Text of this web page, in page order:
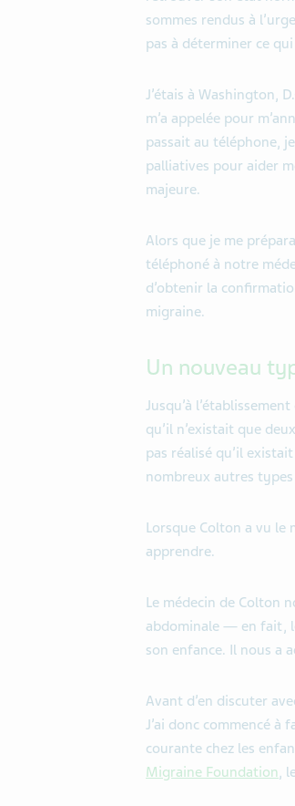
sommes rendus à
pas à déterminer ce
J’étais à Washington,
m’a appelée pour
passait au téléphone,
palliatives pour aider
majeure.
Alors que je me
téléphoné à notre
d’obtenir la
migraine.
Un nouveau
Jusqu’à
qu’il n’existait que
pas réalisé qu’il
nombreux autres
Lorsque Colton a vu le
apprendre.
Le médecin de Colton
abdominale — en fait,
son enfance. Il nous a
Avant d’en discuter
J’ai donc commencé à
courante chez les
Migraine Foundation,